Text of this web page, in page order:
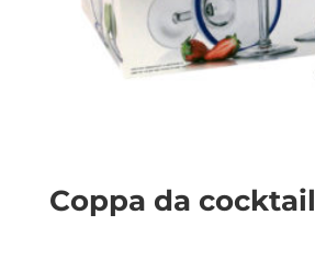
Coppa da cocktail